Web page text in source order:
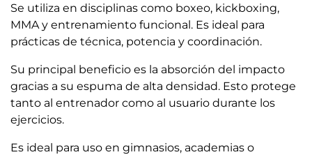
Se utiliza en disciplinas como boxeo, kickboxing,
MMA y entrenamiento funcional. Es ideal para
prácticas de técnica, potencia y coordinación.
Su principal beneficio es la absorción del impacto
gracias a su espuma de alta densidad. Esto protege
tanto al entrenador como al usuario durante los
ejercicios.
Es ideal para uso en gimnasios, academias o